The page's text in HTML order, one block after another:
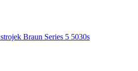
Braun Series 5 5030s